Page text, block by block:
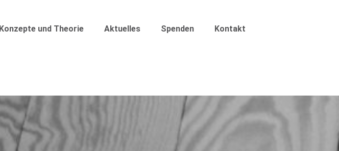
Konzepte und Theorie Aktuelles Spenden Kontakt